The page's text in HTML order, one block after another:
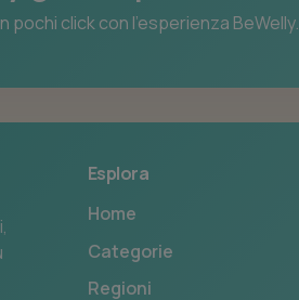
click con l’esperienza BeWelly.
Esplora
Home
Categorie
Regioni